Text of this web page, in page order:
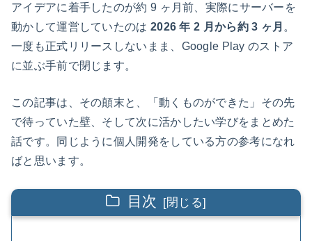
アイデアに着手したのが約 9 ヶ月前、実際にサーバーを
動かして運営していたのは 2026 年 2 月から約 3 ヶ月 。
一度も正式リリースしないまま、Google Play のストア
に並ぶ手前で閉じます。
この記事は、その顛末と、「動くものができた」その先
で待っていた壁、そして次に活かしたい学びをまとめた
話です。同じように個人開発をしている方の参考になれ
ばと思います。
目次